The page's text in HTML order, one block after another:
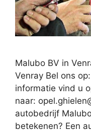
Malubo BV in
Venray Bel ons
informatie vind u
naar:
autobedrijf
betekenen? Een